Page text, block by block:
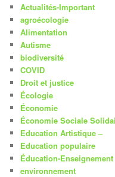
Actualités-Important
agroécologie
Alimentation
Autisme
biodiversité
COVID
Droit et justice
Écologie
Économie
Économie Sociale
Education Artistique –
Education populaire
Éducation-Enseignement
environnement